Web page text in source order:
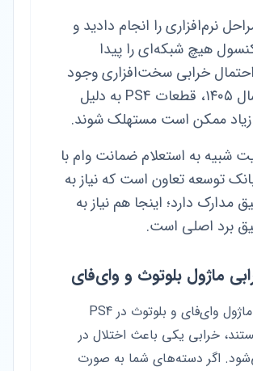
نرم‌افزاری را انجام دادید و
هیچ شبکه‌ای را پیدا
خرابی سخت‌افزاری وجود
دارد. در سال ۱۴۰۵، قطعات PS4 به دلیل
ممکن است مستهلک شوند.
شبیه به استعلام ضمانت وام با
توسعه تعاون است که نیاز به
مدارک دارد؛ اینجا هم نیاز به
برد اصلی است.
ماژول بلوتوث و وای‌فای
از آنجا که ماژول وای‌فای و بلوتوث در PS4
خرابی یکی باعث اختلال در
اگر دسته‌های شما به صورت